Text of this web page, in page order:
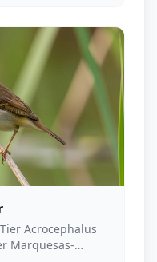
Acrocephalus
Marquesas-